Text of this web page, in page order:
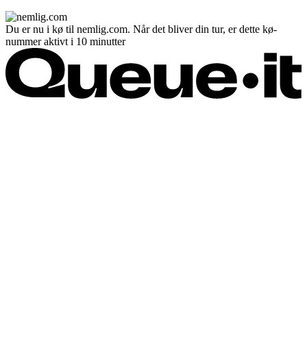
Du er nu i kø til nemlig.com. Når det bliver din tur, er dette kø-
nummer aktivt i 10 minutter